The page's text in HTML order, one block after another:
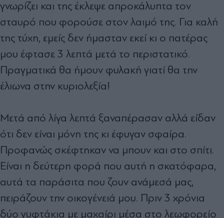
γνωρίζει και της έκλεψε απροκάλυπτα τον
σταυρό που φορούσε στον λαιμό της. Για καλή
της τύχη, εμείς δεν ήμασταν εκεί κι ο πατέρας
μου έφτασε 3 λεπτά μετά το περιστατικό.
Πραγματικά θα ήμουν φυλακή γιατί θα την
έλιωνα στην κυριολεξία!
Μετά από λίγα λεπτά ξαναπέρασαν αλλά είδαν
ότι δεν είναι μόνη της κι έφυγαν σφαίρα.
Προφανώς σκέφτηκαν να μπουν και στο σπίτι.
Είναι η δεύτερη φορά που αυτή η σκατόφαρα,
αυτά τα παράσιτα που ζουν ανάμεσά μας,
πειράζουν την οικογένειά μου. Πριν 3 χρόνια
δύο γυφτάκια με μαχαίρι μέσα στο λεωφορείο